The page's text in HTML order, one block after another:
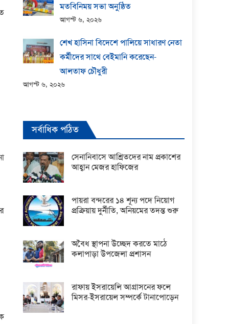
মতবিনিময় সভা অনুষ্ঠিত
আগস্ট ৬, ২০২৬
শেখ হাসিনা বিদেশে পালিয়ে সাধারণ নেতা
কর্মীদের সাথে বেইমানি করেছেন-
আলতাফ চৌধুরী
আগস্ট ৬, ২০২৬
সর্বাধিক পঠিত
সেনানিবাসে আশ্রিতদের নাম প্রকাশের
আহ্বান মেজর হাফিজের
পায়রা বন্দরের ১৪ শূন্য পদে নিয়োগ
প্রক্রিয়ায় দুর্নীতি, অনিয়মের তদন্ত শুরু
অবৈধ স্থাপনা উচ্ছেদ করতে মাঠে
কলাপাড়া উপজেলা প্রশাসন
রাফায় ইসরায়েলি আগ্রাসনের ফলে
মিসর-ইসরায়েল সম্পর্কে টানাপোড়েন